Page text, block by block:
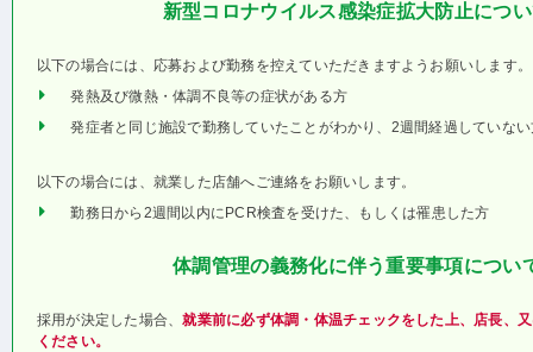
新型コロナウイルス感染症拡大防止につ
以下の場合には、応募および勤務を控えていただきますようお願いします。
発熱及び微熱・体調不良等の症状がある方
発症者と同じ施設で勤務していたことがわかり、2週間経過していな
以下の場合には、就業した店舗へご連絡をお願いします。
勤務日から2週間以内にPCR検査を受けた、もしくは罹患した方
体調管理の義務化に伴う重要事項につい
採用が決定した場合、就業前に必ず体調・体温チェックをした上、店長、
ください。